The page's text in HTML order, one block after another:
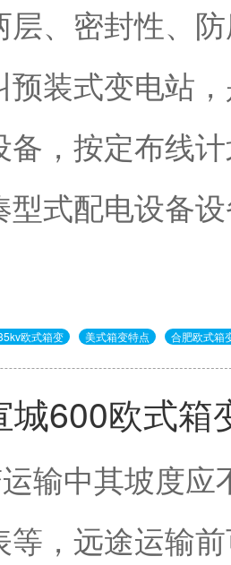
层、密封性、
预装式变电站
备，按定布线
型式配电设备
欧式箱变 美式箱变特点 合肥欧式箱
城600欧式箱
输中其坡度
等，远途运输